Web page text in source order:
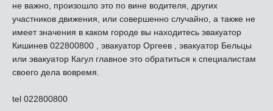
не важно, произошло это по вине водителя, других
участников движения, или совершенно случайно, а также не
имеет значения в каком городе вы находитесь эвакуатор
Кишинев 022800800 , эвакуатор Оргеев , эвакуатор Бельцы
или эвакуатор Кагул главное это обратиться к специалистам
своего дела вовремя.
tel 022800800